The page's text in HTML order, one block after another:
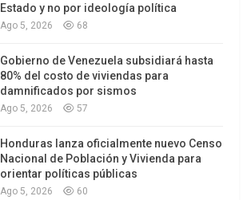
Estado y no por ideología política
Ago 5, 2026 68
Gobierno de Venezuela subsidiará hasta
80% del costo de viviendas para
damnificados por sismos
Ago 5, 2026 57
Honduras lanza oficialmente nuevo Censo
Nacional de Población y Vivienda para
orientar políticas públicas
Ago 5, 2026 60